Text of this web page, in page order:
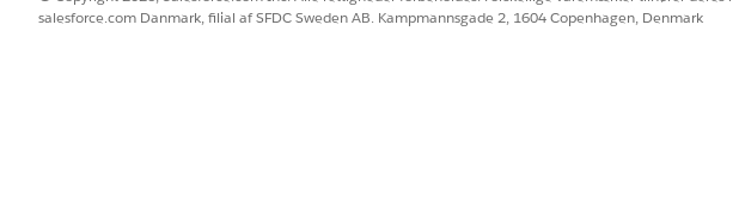
- underagent
salesforce.com Danmark, filial af SFDC Sweden AB. Kampmannsgade 2, 1604 Copenhagen, Denmark